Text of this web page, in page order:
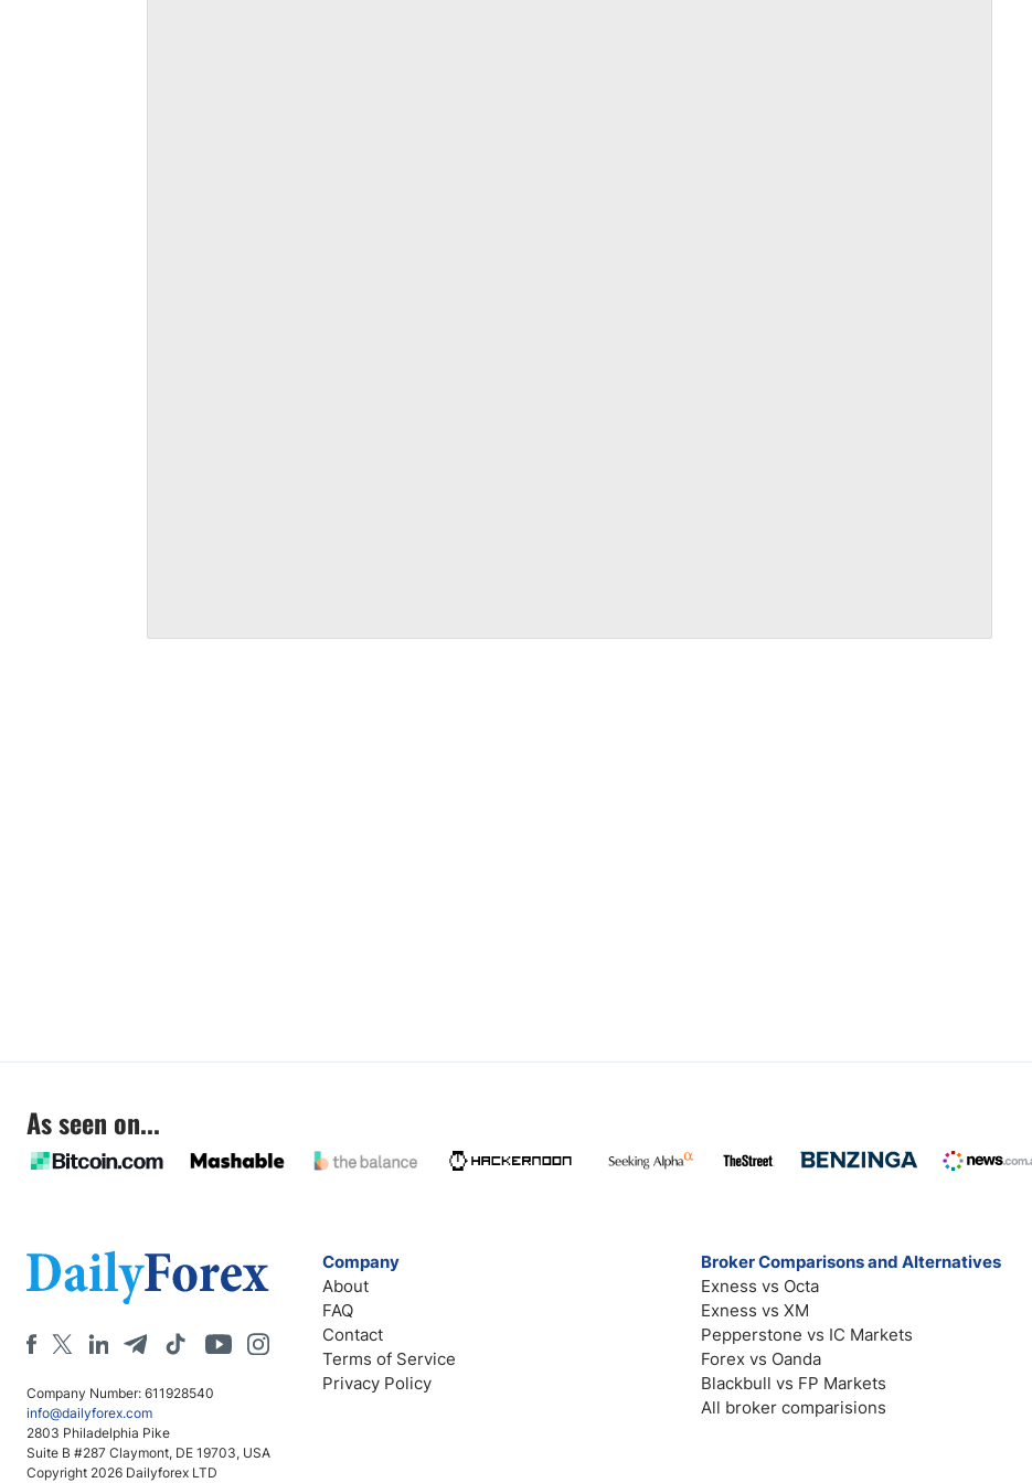
As seen on...
Company Number: 611928540
info@dailyforex.com
2803 Philadelphia Pike
Suite B #287 Claymont, DE 19703, USA
Copyright 2026 Dailyforex LTD
Company
About
FAQ
Contact
Terms of Service
Privacy Policy
Broker Comparisons and Alternatives
Exness vs Octa
Exness vs XM
Pepperstone vs IC Markets
Forex vs Oanda
Blackbull vs FP Markets
All broker comparisions